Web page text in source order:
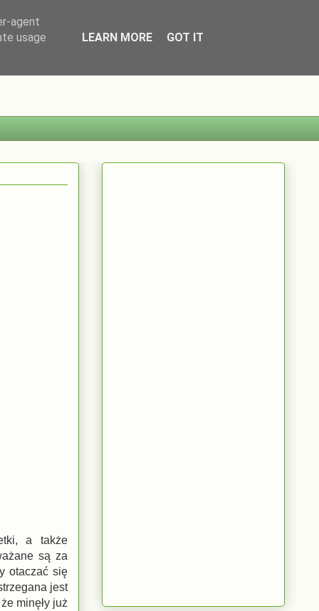
a także
są za
otaczać się
jest
minęły już
agent
usage
LEARN MORE GOT IT